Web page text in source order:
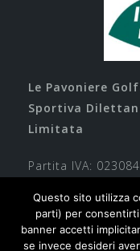
Le Pavoniere
Sportiva
Limitata
Partita IVA:
Questo sito utilizza
parti) per
banner accetti
se invece desideri